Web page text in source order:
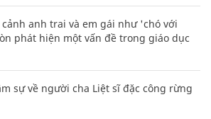
anh trai và em gái như 'chó với
phát hiện một vấn đề trong giáo dục
sự về người cha Liệt sĩ đặc công rừng